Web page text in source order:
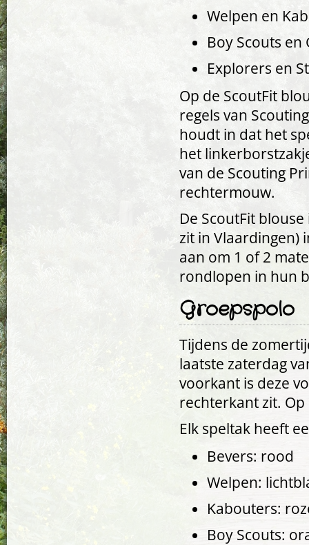
Welpen en
Boy Scouts en
Explorers en
Op de ScoutFit
regels van
houdt in dat het
het
van de Scouting
rechtermouw.
De ScoutFit
zit in Vlaardingen)
aan om 1 of 2
rondlopen in hun
Groepspolo
Tijdens de
laatste zaterdag
voorkant is deze
rechterkant zit.
Elk speltak heeft
Bevers: rood
Welpen:
Kabouters:
Boy Scouts: